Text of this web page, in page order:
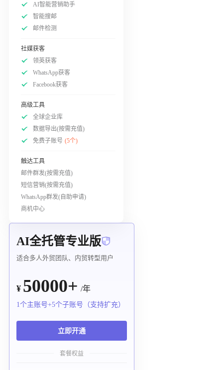
AI智能营销助手
智能搜邮
邮件检测
社媒获客
领英获客
WhatsApp获客
Facebook获客
高级工具
全球企业库
数据导出(按需充值)
免费子账号 (5个)
触达工具
邮件群发(按需充值)
短信营销(按需充值)
WhatsApp群发(自助申请)
商机中心
AI全托管专业版
适合多人外贸团队、内贸转型用户
¥ 50000+ /年
1个主账号+5个子账号（支持扩充）
立即开通
套餐权益